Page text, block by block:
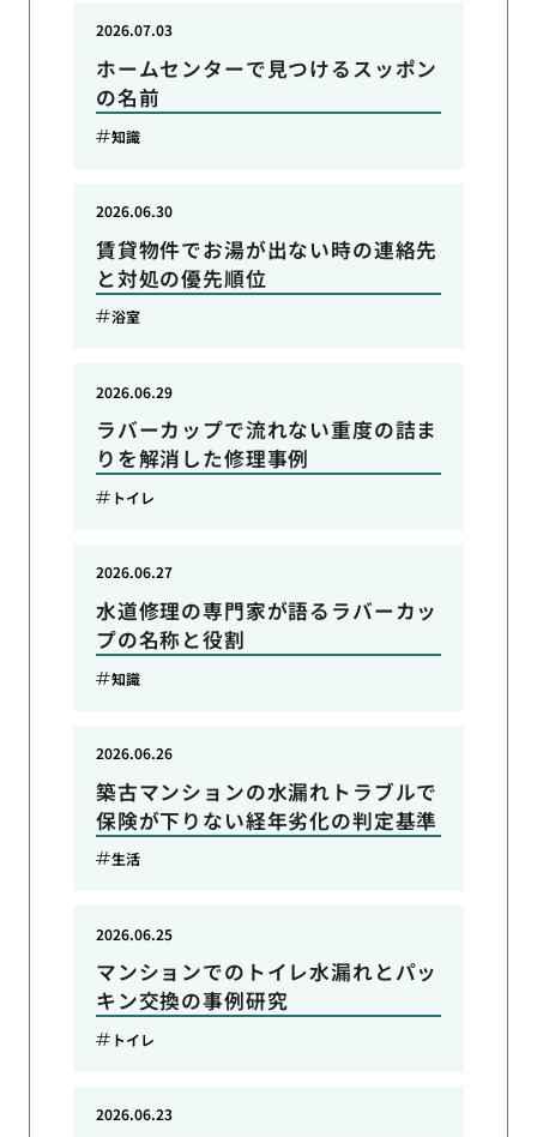
ホームセンターで見つけるスッポン
の名前
2026.07.03
知識
賃貸物件でお湯が出ない時の連絡先
と対処の優先順位
2026.06.30
浴室
ラバーカップで流れない重度の詰ま
りを解消した修理事例
2026.06.29
トイレ
水道修理の専門家が語るラバーカッ
プの名称と役割
2026.06.27
知識
築古マンションの水漏れトラブルで
保険が下りない経年劣化の判定基準
2026.06.26
生活
マンションでのトイレ水漏れとパッ
キン交換の事例研究
2026.06.25
トイレ
2026.06.23